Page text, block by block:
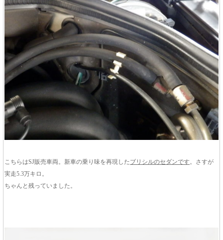
こちらはSJ販売車両。新車の乗り味を再現したブリシルのセダンです。さすが
実走5.3万キロ。
ちゃんと残っていました。